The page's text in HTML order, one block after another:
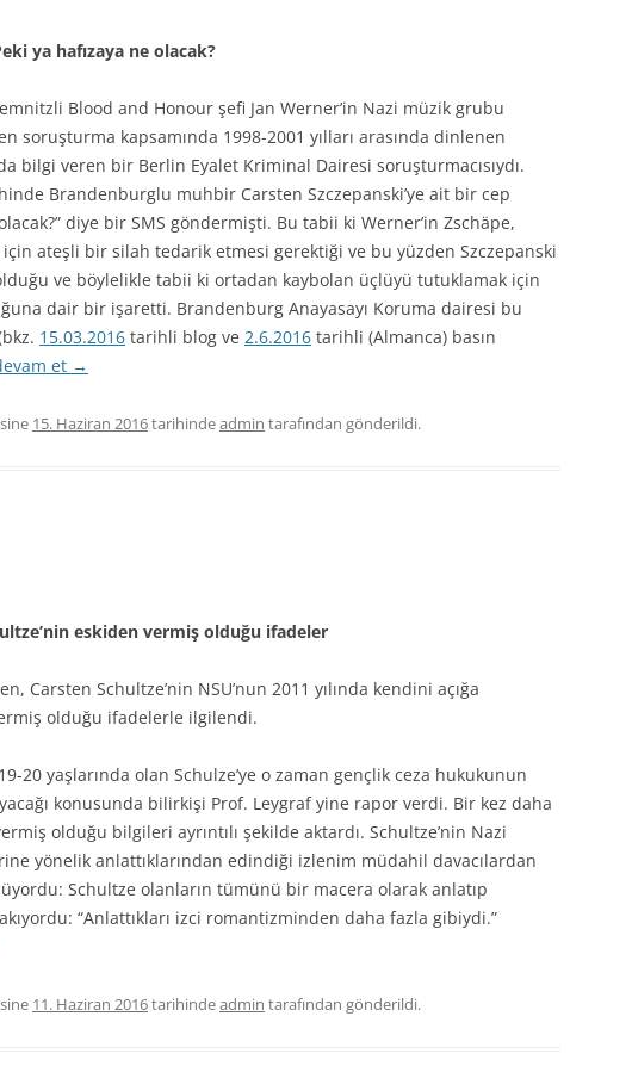
ya hafızaya ne olacak?
Blood and Honour şefi Jan Werner’in Nazi müzik grubu
soruşturma kapsamında 1998-2001 yılları arasında dinlenen
bilgi veren bir Berlin Eyalet Kriminal Dairesi soruşturmacısıydı.
Brandenburglu muhbir Carsten Szczepanski’ye ait bir cep
diye bir SMS göndermişti. Bu tabii ki Werner’in Zschäpe,
ateşli bir silah tedarik etmesi gerektiği ve bu yüzden Szczepanski
ve böylelikle tabii ki ortadan kaybolan üçlüyü tutuklamak için
dair bir işaretti. Brandenburg Anayasayı Koruma dairesi bu
15.03.2016 tarihli blog ve 2.6.2016 tarihli (Almanca) basın
et →
15. Haziran 2016tarihindeadmin tarafından gönderildi.
eskiden vermiş olduğu ifadeler
Carsten Schultze’nin NSU’nun 2011 yılında kendini açığa
olduğu ifadelerle ilgilendi.
20 yaşlarında olan Schulze’ye o zaman gençlik ceza hukukunun
konusunda bilirkişi Prof. Leygraf yine rapor verdi. Bir kez daha
olduğu bilgileri ayrıntılı şekilde aktardı. Schultze’nin Nazi
yönelik anlattıklarından edindiği izlenim müdahil davacılardan
Schultze olanların tümünü bir macera olarak anlatıp
“Anlattıkları izci romantizminden daha fazla gibiydi.”
11. Haziran 2016tarihindeadmin tarafından gönderildi.